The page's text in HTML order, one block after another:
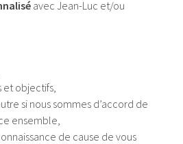
avec Jean-Luc et/ou
et objectifs,
si nous sommes d’accord de
ensemble,
de cause de vous